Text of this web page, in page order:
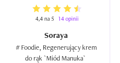
4,4 na 5 14 opinii
Soraya
# Foodie, Regenerujący krem